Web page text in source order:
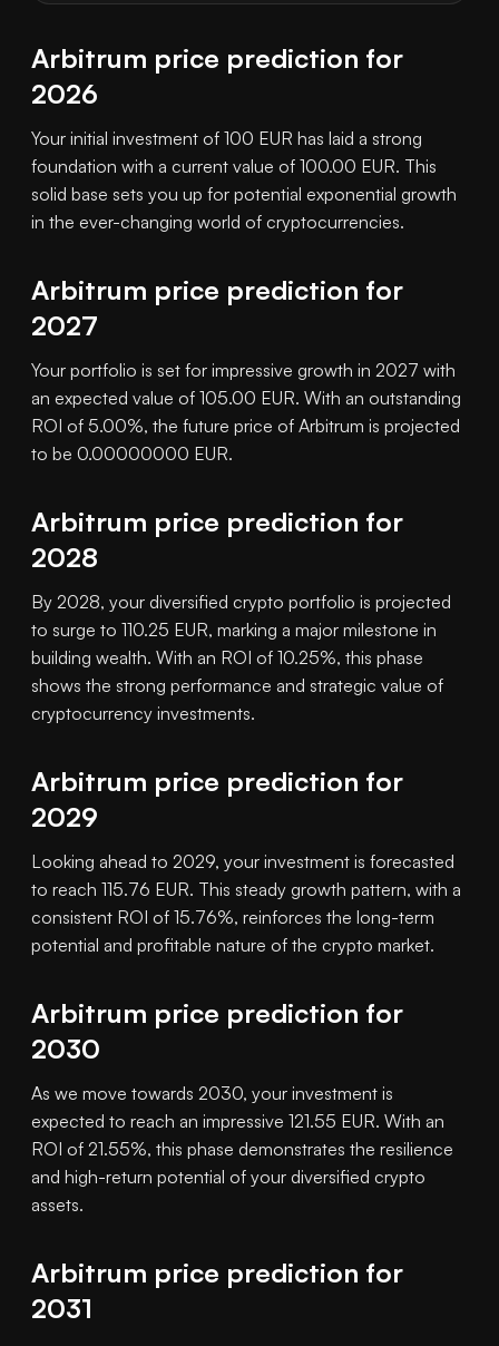
Arbitrum price prediction for
2026
Your initial investment of 100 EUR has laid a strong
foundation with a current value of 100.00 EUR. This
solid base sets you up for potential exponential growth
in the ever-changing world of cryptocurrencies.
Arbitrum price prediction for
2027
Your portfolio is set for impressive growth in 2027 with
an expected value of 105.00 EUR. With an outstanding
ROI of 5.00%, the future price of Arbitrum is projected
to be 0.00000000 EUR.
Arbitrum price prediction for
2028
By 2028, your diversified crypto portfolio is projected
to surge to 110.25 EUR, marking a major milestone in
building wealth. With an ROI of 10.25%, this phase
shows the strong performance and strategic value of
cryptocurrency investments.
Arbitrum price prediction for
2029
Looking ahead to 2029, your investment is forecasted
to reach 115.76 EUR. This steady growth pattern, with a
consistent ROI of 15.76%, reinforces the long-term
potential and profitable nature of the crypto market.
Arbitrum price prediction for
2030
As we move towards 2030, your investment is
expected to reach an impressive 121.55 EUR. With an
ROI of 21.55%, this phase demonstrates the resilience
and high-return potential of your diversified crypto
assets.
Arbitrum price prediction for
2031